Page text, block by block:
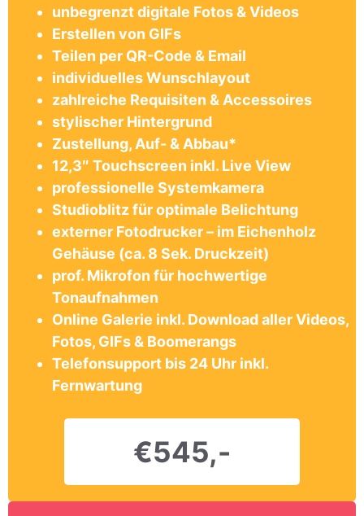
unbegrenzt digitale Fotos & Videos
Erstellen von GIFs
Teilen per QR-Code & Email
individuelles Wunschlayout
zahlreiche Requisiten & Accessoires
stylischer Hintergrund
Zustellung, Auf- & Abbau*
12,3″ Touchscreen inkl. Live View
professionelle Systemkamera
Studioblitz für optimale Belichtung
externer Fotodrucker – im Eichenholz
Gehäuse (ca. 8 Sek. Druckzeit)
prof. Mikrofon für hochwertige
Tonaufnahmen
Online Galerie inkl. Download aller Videos,
Fotos, GIFs & Boomerangs
Telefonsupport bis 24 Uhr inkl.
Fernwartung
€545,-